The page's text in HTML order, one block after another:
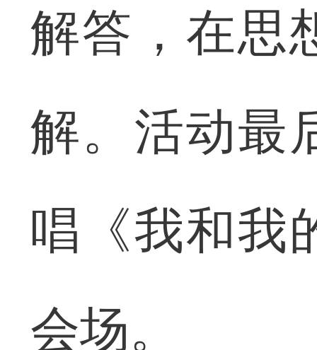
解答，在思
解。活动最
唱《我和我
会场。